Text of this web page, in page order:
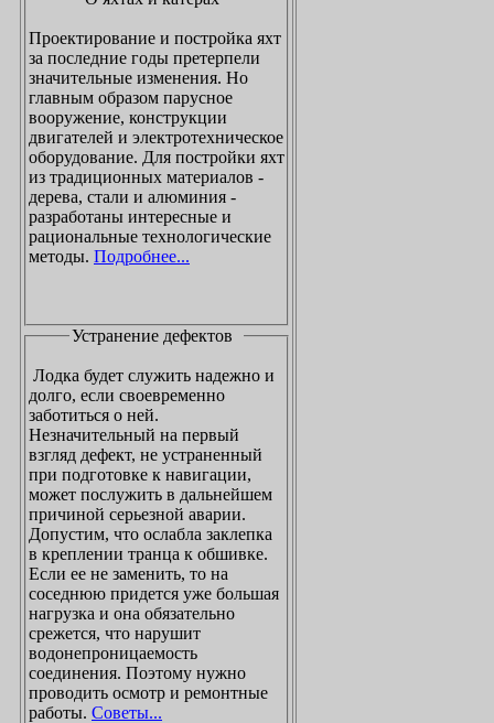
Проектирование и постройка яхт
за последние годы претерпели
значительные изменения. Но
главным образом парусное
вооружение, конструкции
двигателей и электротехническое
оборудование. Для постройки яхт
из традиционных материалов -
дерева, стали и алюминия -
разработаны интересные и
рациональные технологические
методы. Подробнее...
Устранение дефектов
Лодка будет служить надежно и
долго, если своевременно
заботиться о ней.
Незначительный на первый
взгляд дефект, не устраненный
при подготовке к навигации,
может послужить в дальнейшем
причиной серьезной аварии.
Допустим, что ослабла заклепка
в креплении транца к обшивке.
Если ее не заменить, то на
соседнюю придется уже большая
нагрузка и она обязательно
срежется, что нарушит
водонепроницаемость
соединения. Поэтому нужно
проводить осмотр и ремонтные
работы. Советы...